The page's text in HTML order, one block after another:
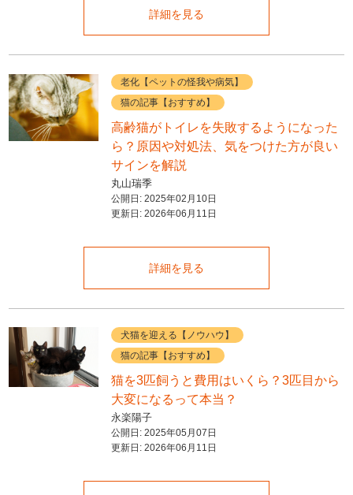
詳細を見る
老化【ペットの怪我や病気】
猫の記事【おすすめ】
高齢猫がトイレを失敗するようになった
ら？原因や対処法、気をつけた方が良い
サインを解説
丸山瑞季
公開日: 2025年02月10日
更新日: 2026年06月11日
詳細を見る
犬猫を迎える【ノウハウ】
猫の記事【おすすめ】
猫を3匹飼うと費用はいくら？3匹目から
大変になるって本当？
永楽陽子
公開日: 2025年05月07日
更新日: 2026年06月11日